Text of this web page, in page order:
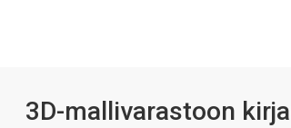
3D-mallivarastoon